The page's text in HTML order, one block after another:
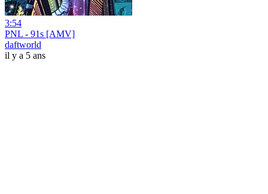
3:54
PNL - 91s [AMV]
daftworld
il y a 5 ans